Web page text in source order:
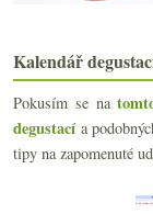
Ochutnávka
Kupa nových
Nadprůměrná
Ryba a pinot
Radikální
Velký
Kalendář
Pokusím se na
degustacía
tipy na zapomenuté